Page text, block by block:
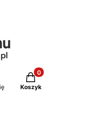
Produkty w
Koszyk